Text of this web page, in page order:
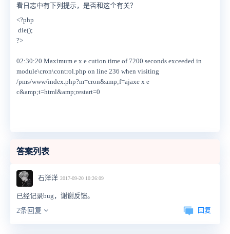
看日志中有下列提示，是否和这个有关？
<?php
die();
?>
02:30:20 Maximum e x e cution time of 7200 seconds exceeded in
module\cron\control.php on line 236 when visiting
/pms/www/index.php?m=cron&amp;f=ajaxe x e
c&amp;t=html&amp;restart=0
答案列表
石洋洋 2017-09-20 10:26:09
已经记录bug，谢谢反馈。
2条回复
回复